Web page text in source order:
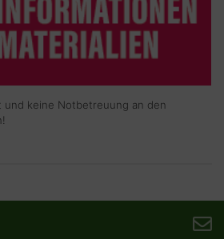
und keine Notbetreuung an den